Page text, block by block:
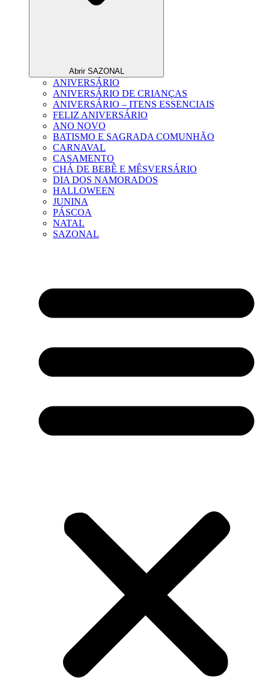
Abrir SAZONAL
ANIVERSÁRIO
ANIVERSÁRIO DE CRIANÇAS
ANIVERSÁRIO – ITENS ESSENCIAIS
FELIZ ANIVERSÁRIO
ANO NOVO
BATISMO E SAGRADA COMUNHÃO
CARNAVAL
CASAMENTO
CHÁ DE BEBÊ E MÊSVERSÁRIO
DIA DOS NAMORADOS
HALLOWEEN
JUNINA
PÁSCOA
NATAL
SAZONAL